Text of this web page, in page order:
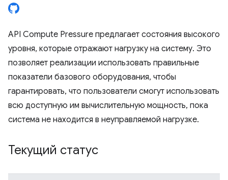
API Compute Pressure предлагает состояния высокого
уровня, которые отражают нагрузку на систему. Это
позволяет реализации использовать правильные
показатели базового оборудования, чтобы
гарантировать, что пользователи смогут использовать
всю доступную им вычислительную мощность, пока
система не находится в неуправляемой нагрузке.
Текущий статус